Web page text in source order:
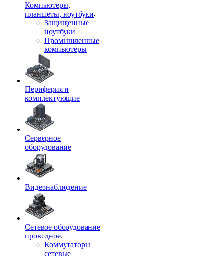
Компьютеры,
планшеты, ноутбуки
Защищенные
ноутбуки
Промышленные
компьютеры
Периферия и
комплектующие
Серверное
оборудование
Видеонаблюдение
Сетевое оборудование
проводное
Коммутаторы
сетевые